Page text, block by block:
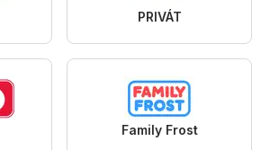
PRIVÁT
Family Frost